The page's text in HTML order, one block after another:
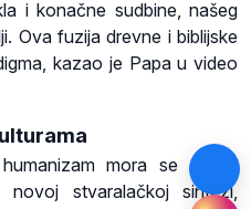
i konačne sudbine, našeg
Ova fuzija drevne i biblijske
kazao je Papa u video
mora se danas
stvaralačkoj sintezi,